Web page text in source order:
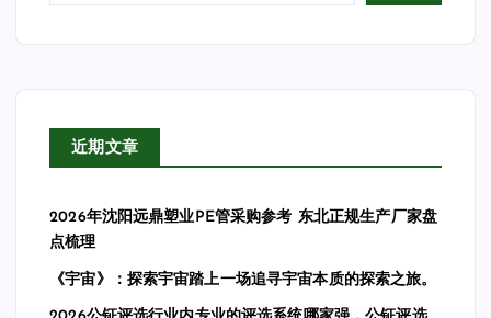
近期文章
2026年沈阳远鼎塑业PE管采购参考 东北正规生产厂家盘
点梳理
《宇宙》：探索宇宙踏上一场追寻宇宙本质的探索之旅。